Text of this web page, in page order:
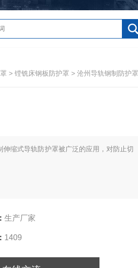
> 镗铣床钢板防护罩 > 沧州导轨钢制防护罩
缩式导轨防护罩被广泛的应用，对防止切
生产厂家
1409